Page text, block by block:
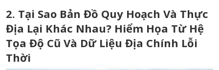
2. Tại Sao Bản Đồ Quy Hoạch Và Thực
Địa Lại Khác Nhau? Hiểm Họa Từ Hệ
Tọa Độ Cũ Và Dữ Liệu Địa Chính Lỗi
Thời